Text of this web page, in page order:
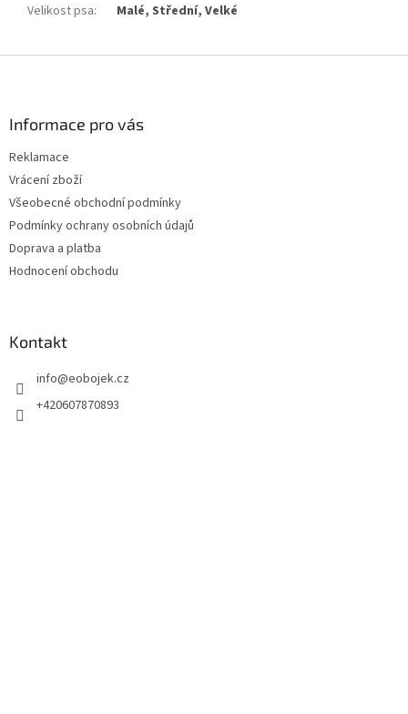
Velikost psa: Malé, Střední, Velké
Informace pro vás
Reklamace
Vrácení zboží
Všeobecné obchodní podmínky
Podmínky ochrany osobních údajů
Doprava a platba
Hodnocení obchodu
Kontakt
info@eobojek.cz
+420607870893